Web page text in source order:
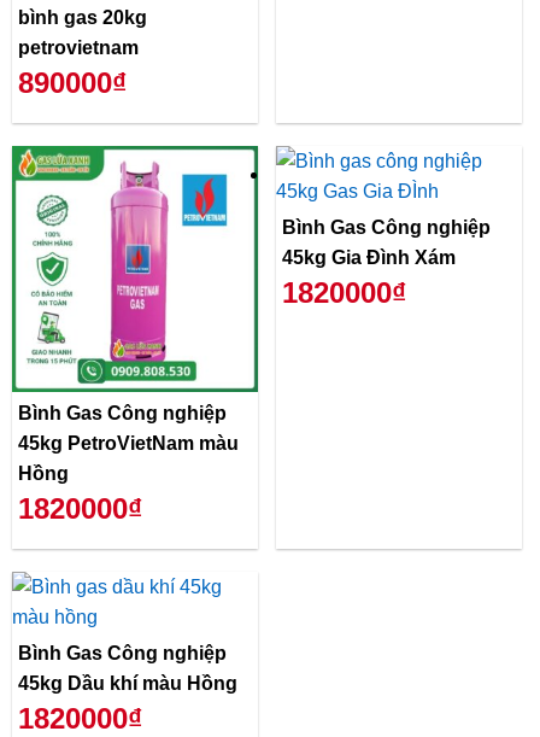
bình gas 20kg
petrovietnam
890000₫
Bình Gas Công nghiệp
45kg PetroVietNam màu
Hồng
1820000₫
Bình Gas Công nghiệp
45kg Gia Đình Xám
1820000₫
Bình Gas Công nghiệp
45kg Dầu khí màu Hồng
1820000₫